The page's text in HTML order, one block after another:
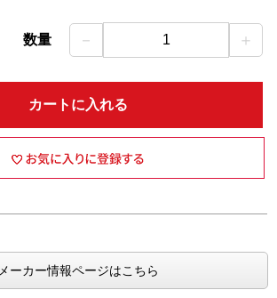
数量 － 1 ＋
カートに入れる
メーカー情報ページはこちら